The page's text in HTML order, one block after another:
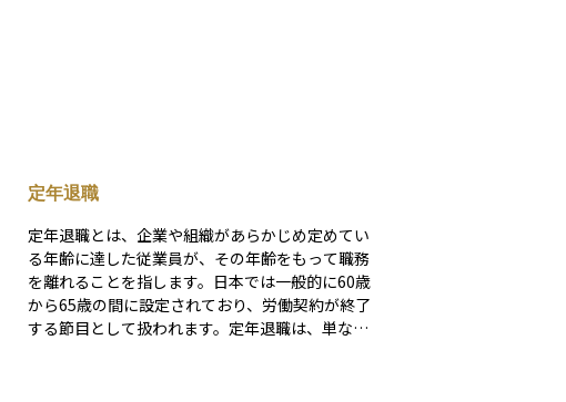
定年退職
定年退職とは、企業や組織があらかじめ定めてい
る年齢に達した従業員が、その年齢をもって職務
を離れることを指します。日本では一般的に60歳
から65歳の間に設定されており、労働契約が終了
する節目として扱われます。定年退職は、単なる